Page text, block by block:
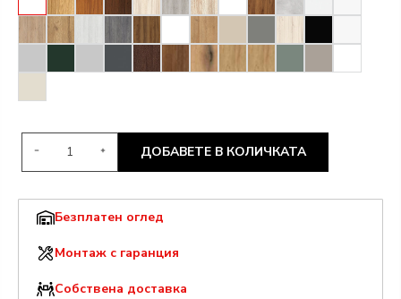
ДОБАВЕТЕ В КОЛИЧКАТА
Безплатен оглед
Монтаж с гаранция
Собствена доставка